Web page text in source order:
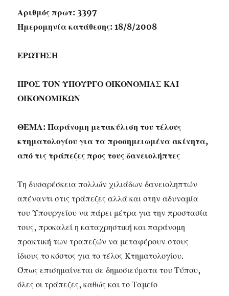
Αριθμός πρωτ: 3397
Ημερομηνία κατάθεσης: 18/8/2008
ΕΡΩΤΗΣΗ
ΠΡΟΣ ΤOΝ ΥΠΟΥΡΓΟ ΟΙΚΟΝΟΜΙΑΣ ΚΑΙ
ΟΙΚΟΝΟΜΙΚΩΝ
ΘΕΜΑ: Παράνομη μετακύλιση του τέλους
κτηματολογίου για τα προσημειωμένα ακίνητα,
από τις τράπεζες προς τους δανειολήπτες
Τη δυσαρέσκεια πολλών χιλιάδων δανειοληπτών
απέναντι στις τράπεζες αλλά και στην αδυναμία
του Υπουργείου να πάρει μέτρα για την προστασία
τους, προκαλεί η καταχρηστική και παράνομη
πρακτική των τραπεζών να μεταφέρουν στους
ίδιους το κόστος για το τέλος Κτηματολογίου.
Όπως επισημαίνεται σε δημοσιεύματα του Τύπου,
όλες οι τράπεζες, καθώς και το Ταμείο